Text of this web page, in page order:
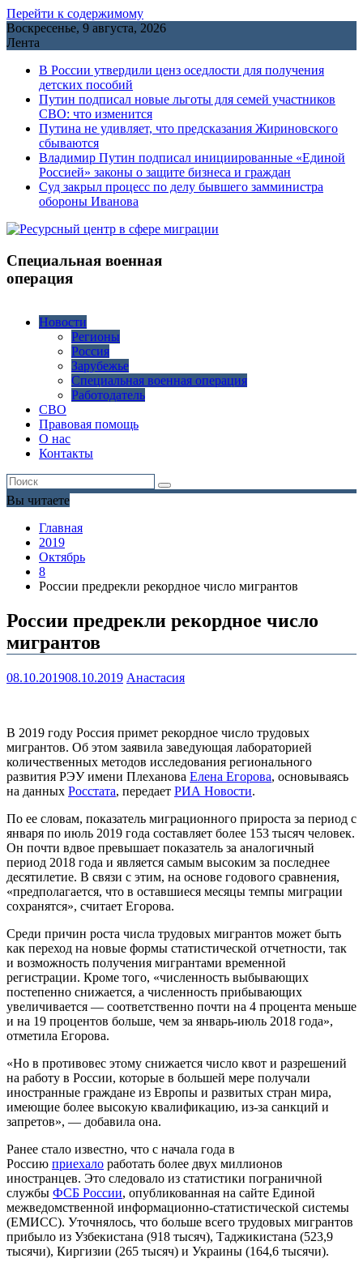
Перейти к содержимому
Воскресенье, 9 августа, 2026
Лента
В России утвердили ценз оседлости для получения
детских пособий
Путин подписал новые льготы для семей участников
СВО: что изменится
Путина не удивляет, что предсказания Жириновского
сбываются
Владимир Путин подписал инициированные «Единой
Россией» законы о защите бизнеса и граждан
Cуд закрыл процесс по делу бывшего замминистра
обороны Иванова
Специальная военная
операция
Новости
Регионы
Россия
Зарубежье
Специальная военная операция
Работодатель
СВО
Правовая помощь
О нас
Контакты
Вы читаете
Главная
2019
Октябрь
8
России предрекли рекордное число мигрантов
России предрекли рекордное число
мигрантов
08.10.201908.10.2019 Анастасия
В 2019 году Россия примет рекордное число трудовых
мигрантов. Об этом заявила заведующая лабораторией
количественных методов исследования регионального
развития РЭУ имени Плеханова Елена Егорова, основываясь
на данных Росстата, передает РИА Новости.
По ее словам, показатель миграционного прироста за период с
января по июль 2019 года составляет более 153 тысяч человек.
Он почти вдвое превышает показатель за аналогичный
период 2018 года и является самым высоким за последнее
десятилетие. В связи с этим, на основе годового сравнения,
«предполагается, что в оставшиеся месяцы темпы миграции
сохранятся», считает Егорова.
Среди причин роста числа трудовых мигрантов может быть
как переход на новые формы статистической отчетности, так
и возможность получения мигрантами временной
регистрации. Кроме того, «численность выбывающих
постепенно снижается, а численность прибывающих
увеличивается — соответственно почти на 4 процента меньше
и на 19 процентов больше, чем за январь-июль 2018 года»,
отметила Егорова.
«Но в противовес этому снижается число квот и разрешений
на работу в России, которые в большей мере получали
иностранные граждане из Европы и развитых стран мира,
имеющие более высокую квалификацию, из-за санкций и
запретов», — добавила она.
Ранее стало известно, что с начала года в
Россию приехало работать более двух миллионов
иностранцев. Это следовало из статистики пограничной
службы ФСБ России, опубликованная на сайте Единой
межведомственной информационно-статистической системы
(ЕМИСС). Уточнялось, что больше всего трудовых мигрантов
прибыло из Узбекистана (918 тысяч), Таджикистана (523,9
тысячи), Киргизии (265 тысяч) и Украины (164,6 тысячи).